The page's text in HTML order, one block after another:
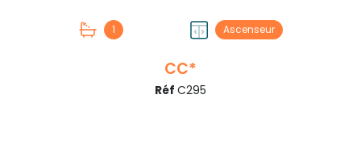
1 Ascenseur
CC*
Réf C295